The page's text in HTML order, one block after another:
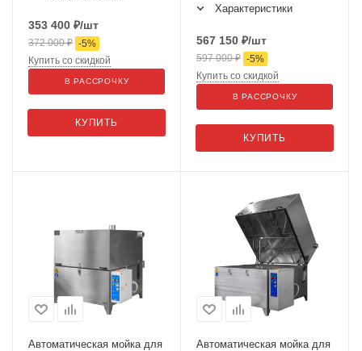
353 400 ₽/шт
372 000₽ -5%
КУПИТЬ
Купить со скидкой
В РАССРОЧКУ
Характеристики
567 150 ₽/шт
597 000₽ -5%
КУПИТЬ
Купить со скидкой
В РАССРОЧКУ
Автоматическая мойка для
Автоматическая мойка для